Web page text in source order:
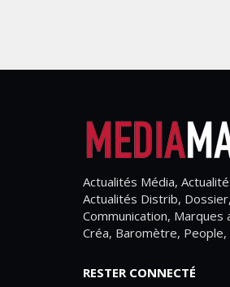
Actualités Média,
Actualités Distrib,
Communication,
Créa, Baromètre,
RESTER CONNECTÉ